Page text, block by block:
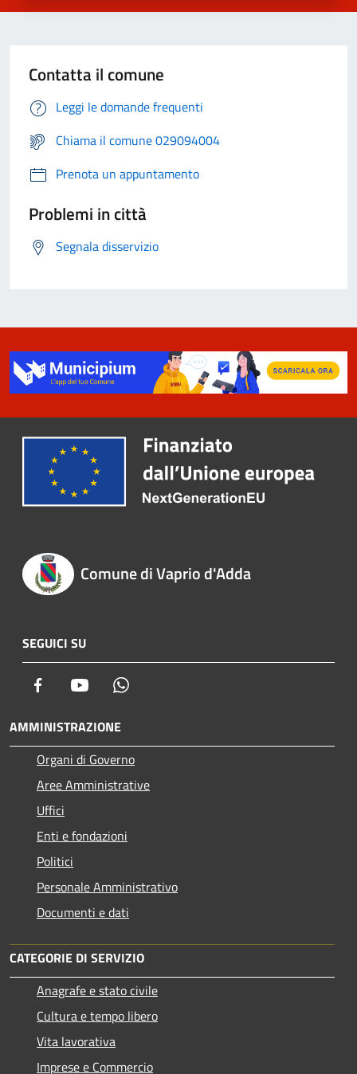
Contatta il comune
Leggi le domande frequenti
Chiama il comune 029094004
Prenota un appuntamento
Problemi in città
Segnala disservizio
Comune di Vaprio d'Adda
SEGUICI SU
Facebook Youtube
AMMINISTRAZIONE
Organi di Governo
Aree Amministrative
Uffici
Enti e fondazioni
Politici
Personale Amministrativo
Documenti e dati
CATEGORIE DI SERVIZIO
Anagrafe e stato civile
Cultura e tempo libero
Vita lavorativa
Imprese e Commercio